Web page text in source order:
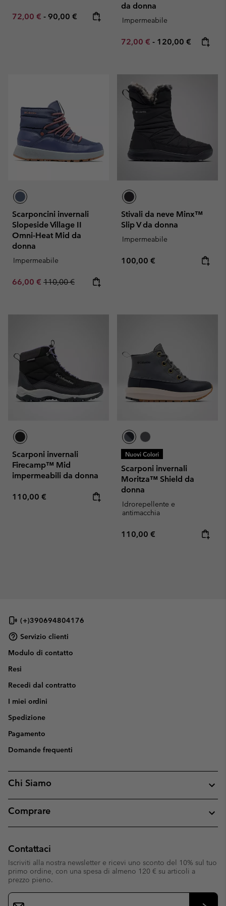
Minimum sale price:
72,00 € - Maximum price:
90,00 €
da donna
Impermeabile
Minimum sale price:
72,00 € - Maximum price:
120,00 €
Scarponcini invernali
Slopeside Village II
Omni-Heat Mid da
donna
Impermeabile
Sale price:
66,00 € Regular price:
110,00 €
Stivali da neve Minx™
Slip V da donna
Impermeabile
Regular price:
100,00 €
Scarponi invernali
Firecamp™ Mid
impermeabili da donna
Regular price:
110,00 €
Nuovi Colori
Scarponi invernali
Moritza™ Shield da
donna
Idrorepellente e
antimacchia
Regular price:
110,00 €
(+)390694804176
Servizio clienti
Modulo di contatto
Resi
Recedi dal contratto
I miei ordini
Spedizione
Pagamento
Domande frequenti
Chi Siamo
Comprare
Contattaci
Iscriviti alla nostra newsletter e ricevi uno sconto del 10% sul tuo
primo ordine, con una spesa di almeno 120 € su articoli a
prezzo pieno.
Iscrizione